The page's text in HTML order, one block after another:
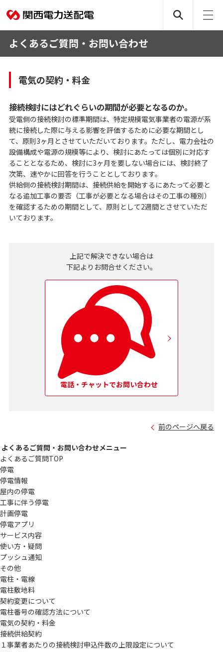
よくあるご質問・お問い合わせ
電気の契約・料金
接続検討にはどれぐらいの期間が必要となるのか。
受電側の接続検討の標準期間は、特定規模電気事業者の電源が系
統に接続した際に与える影響を評価するために必要な期間とし
て、原則3ヶ月とさせていただいております。ただし、電力会社の
設備構成や電源の規模等により、検討にあたっては個別に対応す
ることとなるため、検討に3ヶ月を要しない場合には、検討終了
次第、速やかに回答を行うこととしております。
供給側の接続検討期間は、接続供給を開始するにあたって必要と
なる追加工事の要否（工事が必要となる場合はその工事の種別）
を確認するための期間として、原則として2週間とさせていただ
いております。
上記で解決できない場合は
下記よりお問合せください。
電話・チャットでお問い合わせ
前のページへ戻る
よくあるご質問・お問い合わせメニュー
よくあるご質問TOP
停電
停電情報
屋内の停電
工事に伴う停電
計画停電
停電アプリ
サービス内容
使い方・疑問
プッシュ通知
その他
電柱・電線
電柱敷地料
契約変更について
電柱番号の確認方法について
電気の契約・料金
接続供給契約
１事業者あたりの接続検討申込件数の上限設定について